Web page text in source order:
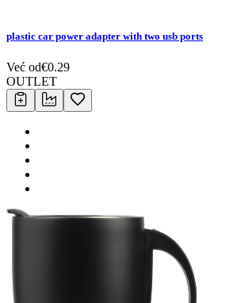
plastic car power adapter with two usb ports
Već od€0.29
OUTLET